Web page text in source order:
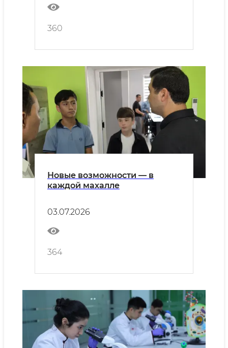
360
Новые возможности — в
каждой махалле
03.07.2026
364